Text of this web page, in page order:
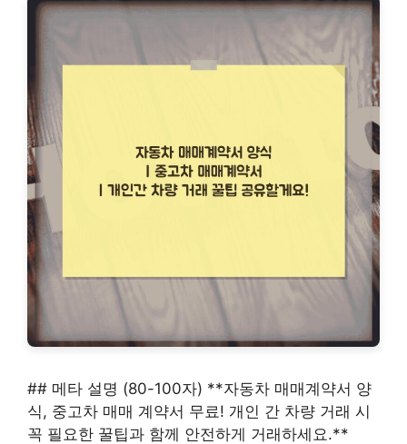
## 메타 설명 (80-100자) **자동차 매매계약서 양
식, 중고차 매매 계약서 무료! 개인 간 차량 거래 시
꼭 필요한 꿀팁과 함께 안전하게 거래하세요.**